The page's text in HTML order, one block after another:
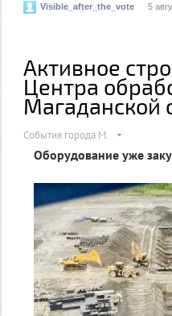
Visible_after_the_vote 5
Активное
Центра
Магаданской
События города М.
Оборудование уже